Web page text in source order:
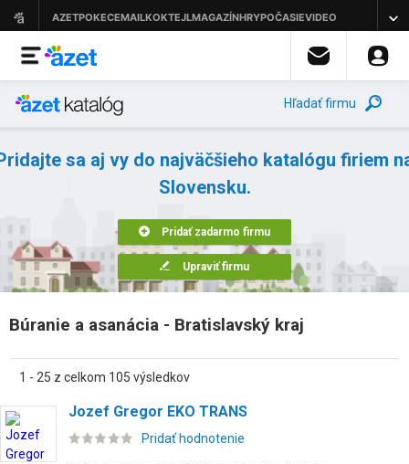
Hľadať firmu
sa aj vy do najväčšieho katalógu firiem
Slovensku.
Pridať zadarmo firmu
Upraviť firmu
Búranie a asanácia - Bratislavský kraj
1 - 25 z celkom 105 výsledkov
Jozef Gregor EKO TRANS
Pridať hodnotenie